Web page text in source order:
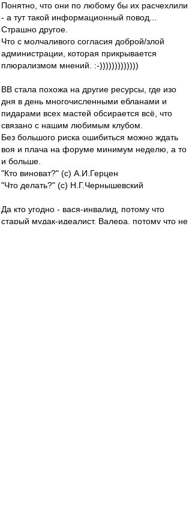
Понятно, что они по любому бы их расчехлили
- а тут такой информационный повод...
Страшно другое.
Что с молчаливого согласия доброй/злой
администрации, которая прикрывается
плюрализмом мнений. :-)))))))))))))
ВВ стала похожа на другие ресурсы, где изо
дня в день многочисленными ебланами и
пидарами всех мастей обсирается всё, что
связано с нашим любимым клубом.
Без большого риска ошибиться можно ждать
воя и плача на форуме минимум неделю, а то
и больше.
"Кто виноват?" (с) А.И.Герцен
"Что делать?" (с) Н.Г.Чернышевский
Да кто угодно - вася-инвалид, потому что
старый мудак-идеалист, Валера, потому что не